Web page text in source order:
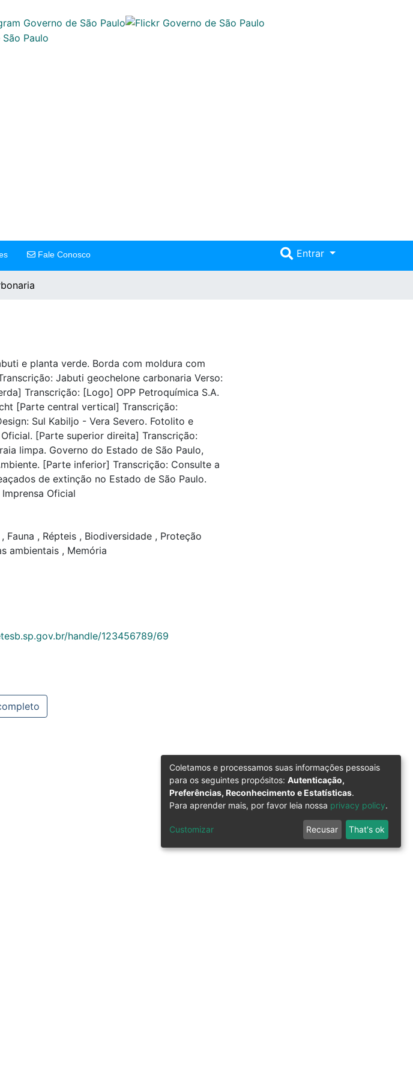
Entrar
Fale Conosco
e planta verde. Borda com moldura com
Jabuti geochelone carbonaria Verso:
Transcrição: [Logo] OPP Petroquímica S.A.
[Parte central vertical] Transcrição:
Sul Kabiljo - Vera Severo. Fotolito e
[Parte superior direita] Transcrição:
limpa. Governo do Estado de São Paulo,
[Parte inferior] Transcrição: Consulte a
de extinção no Estado de São Paulo.
Oficial
, Fauna , Répteis , Biodiversidade , Proteção
ambientais , Memória
handle/123456789/69
Coletamos e processamos suas informações pessoais
para os seguintes propósitos: Autenticação,
Preferências, Reconhecimento e Estatísticas.
Para aprender mais, por favor leia nossa privacy policy.
Customizar Recusar That's ok